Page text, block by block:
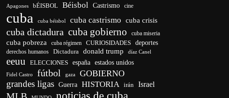
Apagones bÉISBOL Béisbol Castrismo cine
cuba cuba béisbol cuba castrismo cuba crisis
cuba dictadura cuba gobierno cuba miseria
cuba pobreza cuba régimen CURIOSIDADES deportes
derechos humanos Dictadura donald trump díaz Canel
eeuu ELECCIONES españa estados unidos
Fidel Castro fútbol gaza GOBIERNO
grandes ligas Guerra HISTORIA irán Israel